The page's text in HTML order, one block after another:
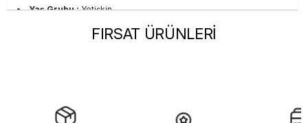
Yaş Grubu :Yetişkin
FIRSAT ÜRÜNLERİ